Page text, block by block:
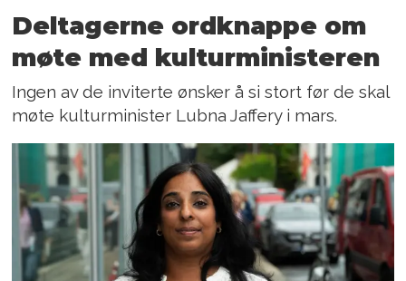
Deltagerne ordknappe om
møte med kulturministeren
Ingen av de inviterte ønsker å si stort før de skal
møte kulturminister Lubna Jaffery i mars.